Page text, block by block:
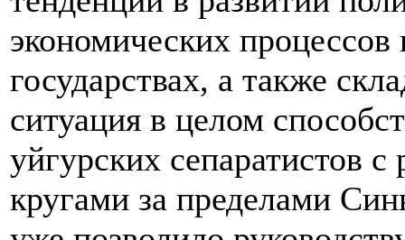
экономических процессов
государствах, а также
ситуация в целом
уйгурских сепаратистов
кругами за пределами